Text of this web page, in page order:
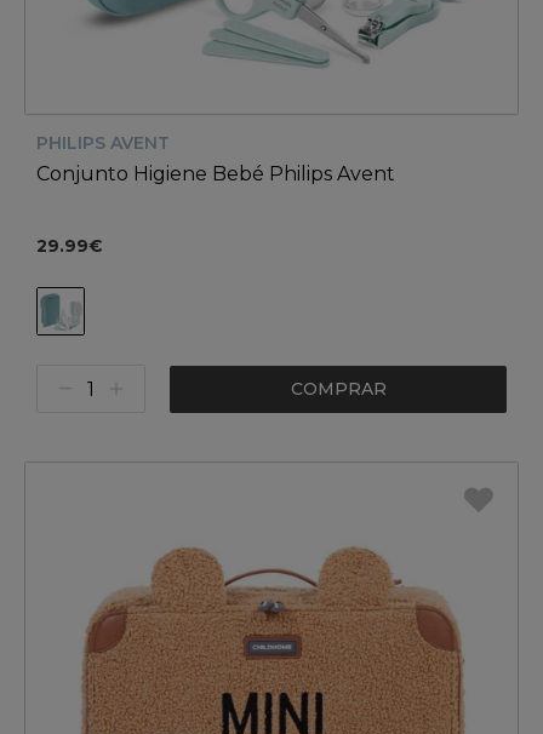
PHILIPS AVENT
Conjunto Higiene Bebé Philips Avent
29.99€
COMPRAR